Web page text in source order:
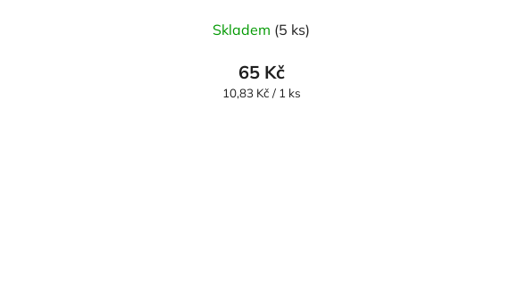
Skladem (5 ks)
65 Kč
Měrná
10,83 Kč / 1 ks